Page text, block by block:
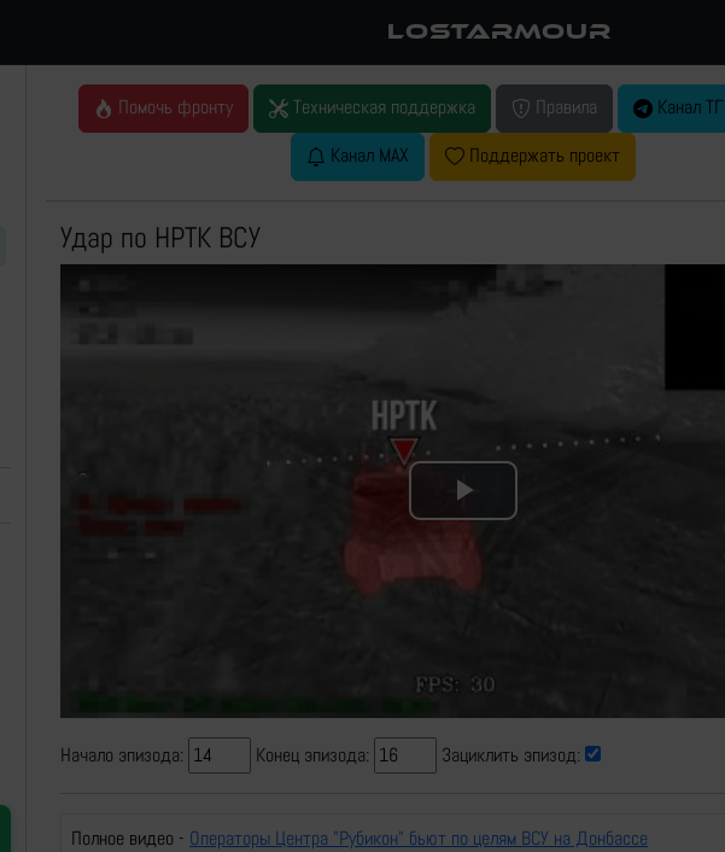
LOSTARMOUR
Помочь фронту Техническая поддержка Правила Канал ТГ
Канал MAX
Поддержать проект
Удар по НРТК ВСУ
Play
Начало эпизода: Конец эпизода: Зациклить эпизод:
Полное видео - Операторы Центра "Рубикон" бьют по целям ВСУ на Донбассе